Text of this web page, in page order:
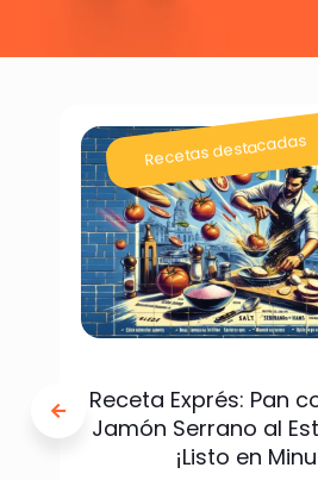
Recetas destacadas
Receta Exprés: Pan
Jamón Serrano al
¡Listo en